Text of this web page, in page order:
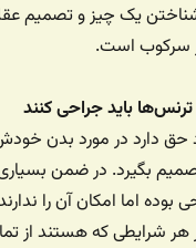
یک چیز و تصمیم
سرکوب است.
حق دارد در مورد بدن
بگیرد. در ضمن
بوده اما امکان آن را
هر شرایطی که هستند از